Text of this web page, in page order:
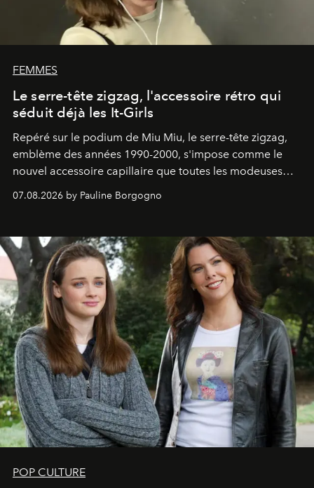
FEMMES
Le serre-tête zigzag, l'accessoire rétro qui
séduit déjà les It-Girls
Repéré sur le podium de Miu Miu, le serre-tête zigzag,
emblème des années 1990-2000, s'impose comme le
nouvel accessoire capillaire que toutes les modeuses
07.08.2026 by Pauline Borgogno
POP CULTURE